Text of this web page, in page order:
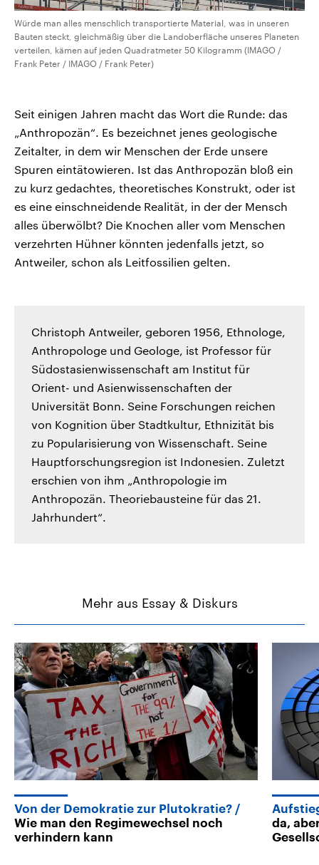
Würde man alles menschlich transportierte Material, was in unseren
Bauten steckt, gleichmäßig über die Landoberfläche unseres Planeten
verteilen, kämen auf jeden Quadratmeter 50 Kilogramm (IMAGO /
Frank Peter / IMAGO / Frank Peter)
Seit einigen Jahren macht das Wort die Runde: das
„Anthropozän“. Es bezeichnet jenes geologische
Zeitalter, in dem wir Menschen der Erde unsere
Spuren eintätowieren. Ist das Anthropozän bloß ein
zu kurz gedachtes, theoretisches Konstrukt, oder ist
es eine einschneidende Realität, in der der Mensch
alles überwölbt? Die Knochen aller vom Menschen
verzehrten Hühner könnten jedenfalls jetzt, so
Antweiler, schon als Leitfossilien gelten.
Christoph Antweiler, geboren 1956, Ethnologe,
Anthropologe und Geologe, ist Professor für
Südostasienwissenschaft am Institut für
Orient- und Asienwissenschaften der
Universität Bonn. Seine Forschungen reichen
von Kognition über Stadtkultur, Ethnizität bis
zu Popularisierung von Wissenschaft. Seine
Hauptforschungsregion ist Indonesien. Zuletzt
erschien von ihm „Anthropologie im
Anthropozän. Theoriebausteine für das 21.
Jahrhundert“.
Mehr aus Essay & Diskurs
Von der Demokratie zur Plutokratie?
Wie man den Regimewechsel noch
verhindern kann
da,